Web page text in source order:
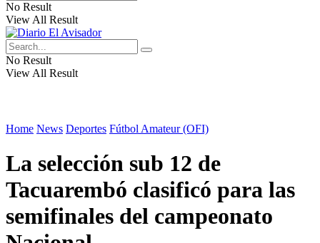
No Result
View All Result
No Result
View All Result
Home News Deportes Fútbol Amateur (OFI)
La selección sub 12 de
Tacuarembó clasificó para las
semifinales del campeonato